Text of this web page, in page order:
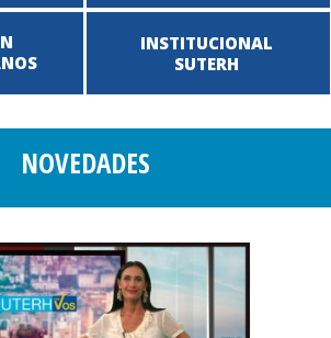
INSTITUCIONAL
SUTERH
NOVEDADES